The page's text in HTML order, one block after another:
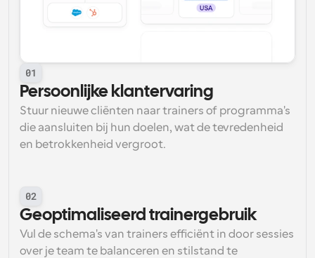
01
Persoonlijke klantervaring
Stuur nieuwe cliënten naar trainers of programma's
die aansluiten bij hun doelen, wat de tevredenheid
en betrokkenheid vergroot.
02
Geoptimaliseerd trainergebruik
Vul de schema's van trainers efficiënt in door sessies
over je team te balanceren en stilstand te